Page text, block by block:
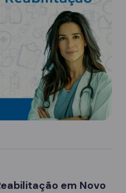
em Novo